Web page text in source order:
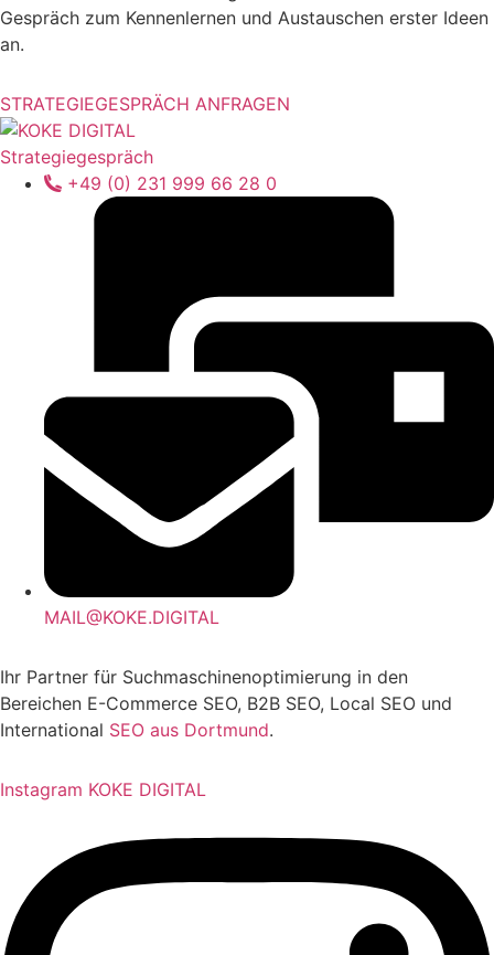
Gespräch zum Kennenlernen und Austauschen erster Ideen
an.
STRATEGIEGESPRÄCH ANFRAGEN
Strategiegespräch
+49 (0) 231 999 66 28 0
MAIL@KOKE.DIGITAL
Ihr Partner für Suchmaschinenoptimierung in den
Bereichen E-Commerce SEO, B2B SEO, Local SEO und
International SEO aus Dortmund.
Instagram KOKE DIGITAL